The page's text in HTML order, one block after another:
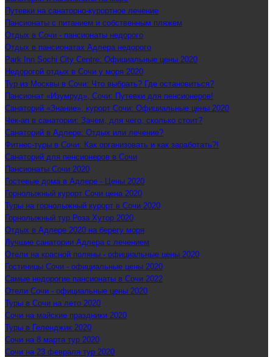
Путевки на санаторно-курортное лечение
Пансионаты с питанием и собственным пляжем
Отдых в Сочи - пансионаты недорого
Отдых в пансионатах Адлера недорого
Park Inn Sochi City Centre: Официальные цены 2020
Недорогой отдых в Сочи у моря 2020
Тур из Москвы в Сочи: Что выбрать? Где остановиться?
Пансионат «Изумруд», Сочи: Путевки для пенсионеров!
Санаторий «Знание», курорт Сочи: Официальные цены 2020
Чек-ап в санатории: Зачем, для чего, сколько стоит?
Санаторий в Адлере: Отдых или лечение?
Фитнес-туры в Сочи: Как организовать и как заработать?!
Санаторий для пенсионеров в Сочи
Пансионаты Сочи 2020
Гостевые дома в Адлере - Цены 2020
Горнолыжный курорт Сочи цена 2020
Туры на горнолыжный курорт в Сочи 2020
Горнолыжный тур Роза Хутор 2020
Отдых в Адлере 2020 на берегу моря
Лучшие санатории Адлера с лечением
Отели на красной поляны - официальные цены 2020
Гостиницы Сочи - официальные цены 2020
Самые недорогие пансионаты в Сочи 2022
Отели Сочи - официальные цены 2020
Туры в Сочи на лето 2020
Сочи на майские праздники 2020
Туры в Геленджик 2020
Сочи на 8 марта тур 2020
Сочи на 23 февраля тур 2020